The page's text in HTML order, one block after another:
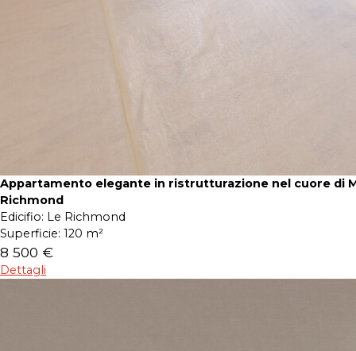
Appartamento elegante in ristrutturazione nel cuore di
Richmond
Edicifio: Le Richmond
Superficie: 120 m²
8 500 €
Dettagli